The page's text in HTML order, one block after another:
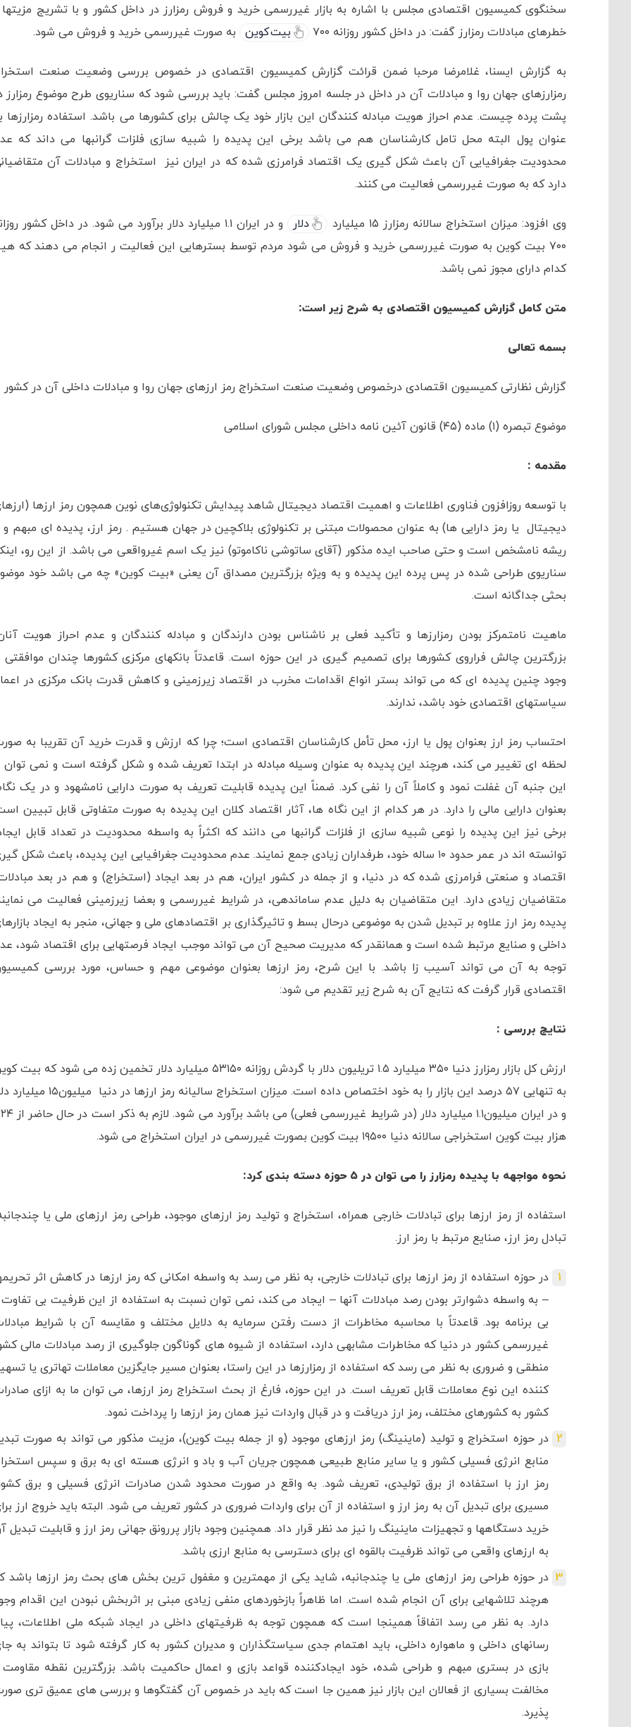
سخنگوی کمیسیون اقتصادی مجلس با اشاره به بازار غیررسمی خرید و فروش رمزارز در داخل کشور و با تشریج
خطرهای مبادلات رمزارز گفت: در داخل کشور روزانه ۷۰۰
بیت کوین به صورت غیررسمی خرید و فروش می شود.
به گزارش ایسنا، غلامرضا مرحبا ضمن قرائت گزارش کمیسیون اقتصادی در خصوص بررسی وضعیت صنعت
رمزارزهای جهان روا و مبادلات آن در داخل در جلسه امروز مجلس گفت: باید بررسی شود که سناریوی طرح موضوع رمزارز
پشت پرده چیست. عدم احراز هویت مبادله کنندگان این بازار خود یک چالش برای کشورها می باشد. استفاده رمزارزها
عنوان پول البته محل تامل کارشناسان هم می باشد برخی این پدیده را شبیه سازی فلزات گرانبها می داند که
محدودیت جغرافیایی آن باعث شکل گیری یک اقتصاد فرامرزی شده که در ایران نیز استخراج و مبادلات آن
دارد که به صورت غیررسمی فعالیت می کنند.
وی افزود: میزان استخراج سالانه رمزارز ۱۵ میلیارد دلار
و در ایران ۱.۱ میلیارد دلار برآورد می شود. در داخل کشور
۷۰۰ بیت کوین به صورت غیررسمی خرید و فروش می شود مردم توسط بسترهایی این فعالیت ر انجام می دهند که
کدام دارای مجوز نمی باشد.
متن کامل گزارش کمیسیون اقتصادی به شرح زیر است:
بسمه تعالی
گزارش نظارتی کمیسیون اقتصادی درخصوص وضعیت صنعت استخراج رمز ارزهای جهان روا و مبادلات داخلی آن در کشور
موضوع تبصره (۱) ماده (۴۵) قانون آئین نامه داخلی مجلس شورای اسلامی
مقدمه :
با توسعه روزافزون فناوری اطلاعات و اهمیت اقتصاد دیجیتال شاهد پیدایش تکنولوژی‌های نوین همچون رمز ارزها
دیجیتال یا رمز دارایی ها) به عنوان محصولات مبتنی بر تکنولوژی بلاکچین در جهان هستیم . رمز ارز، پدیده ای مبهم و
ریشه نامشخص است و حتی صاحب ایده مذکور (آقای ساتوشی ناکاموتو) نیز یک اسم غیرواقعی می باشد. از این رو،
سناریوی طراحی شده در پس پرده این پدیده و به ویژه بزرگترین مصداق آن یعنی «بیت کوین» چه می باشد خود
بحثی جداگانه است.
ماهیت نامتمرکز بودن رمزارزها و تأکید فعلی بر ناشناس بودن دارندگان و مبادله کنندگان و عدم احراز هویت
بزرگترین چالش فراروی کشورها برای تصمیم گیری در این حوزه است. قاعدتاً بانکهای مرکزی کشورها چندان موافقتی
وجود چنین پدیده ای که می تواند بستر انواع اقدامات مخرب در اقتصاد زیرزمینی و کاهش قدرت بانک مرکزی در
سیاستهای اقتصادی خود باشد، ندارند.
احتساب رمز ارز بعنوان پول یا ارز، محل تأمل کارشناسان اقتصادی است؛ چرا که ارزش و قدرت خرید آن تقریبا به
لحظه ای تغییر می کند، هرچند این پدیده به عنوان وسیله مبادله در ابتدا تعریف شده و شکل گرفته است و نمی توان
این جنبه آن غفلت نمود و کاملاً آن را نفی کرد. ضمناً این پدیده قابلیت تعریف به صورت دارایی نامشهود و در یک
بعنوان دارایی مالی را دارد. در هر کدام از این نگاه ها، آثار اقتصاد کلان این پدیده به صورت متفاوتی قابل تبیین
برخی نیز این پدیده را نوعی شبیه سازی از فلزات گرانبها می دانند که اکثراً به واسطه محدودیت در تعداد قابل
توانسته اند در عمر حدود ۱۰ ساله خود، طرفداران زیادی جمع نمایند. عدم محدودیت جغرافیایی این پدیده، باعث شکل
اقتصاد و صنعتی فرامرزی شده که در دنیا، و از جمله در کشور ایران، هم در بعد ایجاد (استخراج) و هم در بعد
متقاضیان زیادی دارد. این متقاضیان به دلیل عدم ساماندهی، در شرایط غیررسمی و بعضا زیرزمینی فعالیت می
پدیده رمز ارز علاوه بر تبدیل شدن به موضوعی درحال بسط و تاثیرگذاری بر اقتصادهای ملی و جهانی، منجر به ایجاد
داخلی و صنایع مرتبط شده است و همانقدر که مدیریت صحیح آن می تواند موجب ایجاد فرصتهایی برای اقتصاد شود،
توجه به آن می تواند آسیب زا باشد. با این شرح، رمز ارزها بعنوان موضوعی مهم و حساس، مورد بررسی
اقتصادی قرار گرفت که نتایج آن به شرح زیر تقدیم می شود:
نتایج بررسی :
ارزش کل بازار رمزارز دنیا ۳۵۰ میلیارد ۱.۵ تریلیون دلار با گردش روزانه ۵۳۱۵۰ میلیارد دلار تخمین زده می شود که
به تنهایی ۵۷ درصد این بازار را به خود اختصاص داده است. میزان استخراج سالیانه رمز ارزها در دنیا
و در ایران میلیون۱.۱ میلیارد دلار (در شرایط غیررسمی فعلی)
هزار بیت کوین استخراجی سالانه دنیا ۱۹۵۰۰ بیت کوین بصورت غیررسمی در ایران استخراج می شود.
نحوه مواجهه با پدیده رمزارز را می توان در ۵ حوزه دسته بندی کرد:
استفاده از رمز ارزها برای تبادلات خارجی همراه، استخراج و تولید رمز ارزهای موجود، طراحی رمز ارزهای ملی یا
تبادل رمز ارز، صنایع مرتبط با رمز ارز.
در حوزه استفاده از رمز ارزها برای تبادلات خارجی، به نظر می رسد به واسطه امکانی که رمز ارزها در کاهش اثر
– به واسطه دشوارتر بودن رصد مبادلات آنها – ایجاد می کند، نمی توان نسبت به استفاده از این ظرفیت بی
بی برنامه بود. قاعدتاً با محاسبه مخاطرات از دست رفتن سرمایه به دلایل مختلف و مقایسه آن با شرایط
غیررسمی کشور در دنیا که مخاطرات مشابهی دارد، استفاده از شیوه های گوناگون جلوگیری از رصد مبادلات مالی
منطقی و ضروری به نظر می رسد که استفاده از رمزارزها در این راستا، بعنوان مسیر جایگزین معاملات تهاتری یا
کننده این نوع معاملات قابل تعریف است. در این حوزه، فارغ از بحث استخراج رمز ارزها، می توان ما به ازای
کشور به کشورهای مختلف، رمز ارز دریافت و در قبال واردات نیز همان رمز ارزها را پرداخت نمود.
در حوزه استخراج و تولید (ماینینگ) رمز ارزهای موجود (و از جمله بیت کوین)، مزیت مذکور می تواند به صورت
منابع انرژی فسیلی کشور و یا سایر منابع طبیعی همچون جریان آب و باد و انرژی هسته ای به برق و سپس
رمز ارز با استفاده از برق تولیدی، تعریف شود. به واقع در صورت محدود شدن صادرات انرژی فسیلی و برق
مسیری برای تبدیل آن به رمز ارز و استفاده از آن برای واردات ضروری در کشور تعریف می شود. البته باید خروج ارز
خرید دستگاهها و تجهیزات ماینینگ را نیز مد نظر قرار داد. همچنین وجود بازار پررونق جهانی رمز ارز و قابلیت تبدیل
به ارزهای واقعی می تواند ظرفیت بالقوه ای برای دسترسی به منابع ارزی باشد.
در حوزه طراحی رمز ارزهای ملی یا چندجانبه، شاید یکی از مهمترین و مغفول ترین بخش های بحث رمز ارزها باشد
هرچند تلاشهایی برای آن انجام شده است. اما ظاهراً بازخوردهای منفی زیادی مبنی بر اثربخش نبودن این اقدام
دارد. به نظر می رسد اتفاقاً همینجا است که همچون توجه به ظرفیتهای داخلی در ایجاد شبکه ملی اطلاعات،
رسانهای داخلی و ماهواره داخلی، باید اهتمام جدی سیاستگذاران و مدیران کشور به کار گرفته شود تا بتواند به
بازی در بستری مبهم و طراحی شده، خود ایجادکننده قواعد بازی و اعمال حاکمیت باشد. بزرگترین نقطه
مخالفت بسیاری از فعالان این بازار نیز همین جا است که باید در خصوص آن گفتگوها و بررسی های عمیق تری
پذیرد.